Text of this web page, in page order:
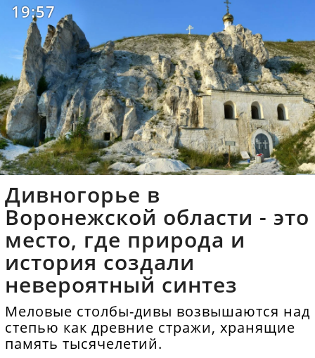
19:57
Дивногорье в
Воронежской области - это
место, где природа и
история создали
невероятный синтез
Меловые столбы-дивы возвышаются над
степью как древние стражи, хранящие
память тысячелетий.